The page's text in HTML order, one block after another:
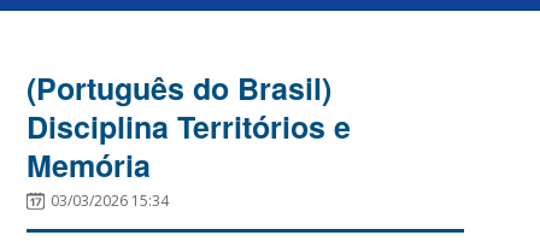
(Português do Brasil)
Disciplina Territórios e
Memória
03/03/2026 15:34